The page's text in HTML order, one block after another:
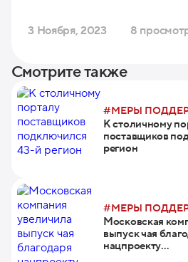
3 Ноября, 2023 8
Смотрите также
#МЕРЫ
К столичному
поставщиков
регион
#МЕРЫ
Московская
выпуск чая
нацпроекту